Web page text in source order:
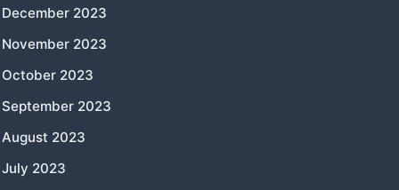
December 2023
November 2023
October 2023
September 2023
August 2023
July 2023